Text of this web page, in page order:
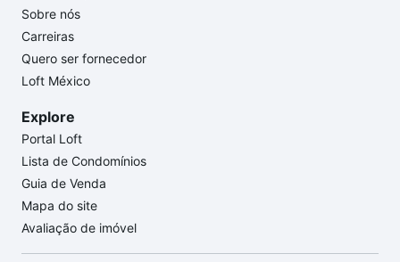
Sobre nós
Carreiras
Quero ser fornecedor
Loft México
Explore
Portal Loft
Lista de Condomínios
Guia de Venda
Mapa do site
Avaliação de imóvel